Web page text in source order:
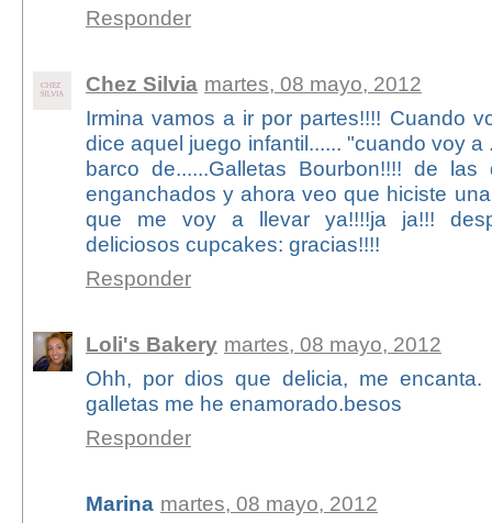
Responder
Chez Silvia martes, 08 mayo, 2012
Irmina vamos a ir por partes!!!! Cuando
dice aquel juego infantil...... "cuando voy a
barco de......Galletas Bourbon!!!! de
enganchados y ahora veo que hiciste
que me voy a llevar ya!!!!ja ja!!!
deliciosos cupcakes: gracias!!!!
Responder
Loli's Bakery martes, 08 mayo, 2012
Ohh, por dios que delicia, me
galletas me he enamorado.besos
Responder
Marina martes, 08 mayo, 2012